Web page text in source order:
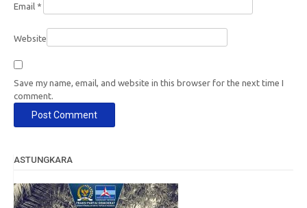
Email *
Website
Save my name, email, and website in this browser for the next time I
comment.
ASTUNGKARA